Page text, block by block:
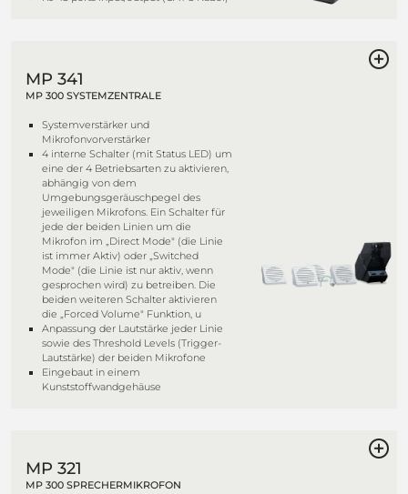
MP 341
MP 300 SYSTEMZENTRALE
Systemverstärker und
Mikrofonvorverstärker
4 interne Schalter (mit Status LED) um
eine der 4 Betriebsarten zu aktivieren,
abhängig von dem
Umgebungsgeräuschpegel des
jeweiligen Mikrofons. Ein Schalter für
jede der beiden Linien um die
Mikrofon im „Direct Mode" (die Linie
ist immer Aktiv) oder „Switched
Mode" (die Linie ist nur aktiv, wenn
gesprochen wird) zu betreiben. Die
beiden weiteren Schalter aktivieren
die „Forced Volume" Funktion, u
Anpassung der Lautstärke jeder Linie
sowie des Threshold Levels (Trigger-
Lautstärke) der beiden Mikrofone
Eingebaut in einem
Kunststoffwandgehäuse
MP 321
MP 300 SPRECHERMIKROFON